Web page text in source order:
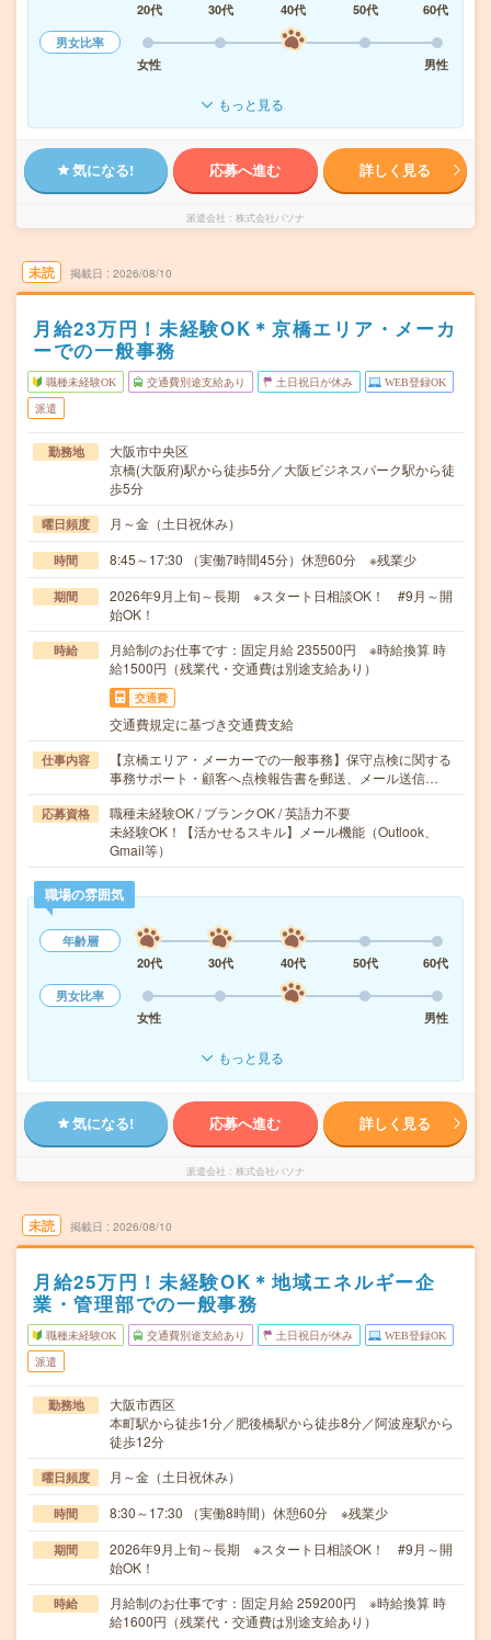
20代
30代 40代 50代
60代
男女比率
女性
男性
もっと見る
気になる! 応募へ進む 詳しく見る
派遣会社 株式会社パソナ
未読 掲載日 2026/08/10
月給23万円！未経験OK＊京橋エリア・メーカ
ーでの一般事務
職種未経験OK 交通費別途支給あり 土日祝日が休み WEB登録OK
派遣
勤務地
大阪市中央区
京橋(大阪府)駅から徒歩5分／大阪ビジネスパーク駅から徒
歩5分
曜日頻度 月～金（土日祝休み）
時間 8:45～17:30 （実働7時間45分）休憩60分 ※残業少
期間
2026年9月上旬～長期 ※スタート日相談OK！ #9月～開
始OK！
時給
月給制のお仕事です：固定月給 235500円 ※時給換算 時
給1500円（残業代・交通費は別途支給あり）
交通費
交通費規定に基づき交通費支給
仕事内容
【京橋エリア・メーカーでの一般事務】保守点検に関する
事務サポート・顧客へ点検報告書を郵送、メール送信…
応募資格
職種未経験OK / ブランクOK / 英語力不要
未経験OK！【活かせるスキル】メール機能（Outlook、
Gmail等）
職場の雰囲気
年齢層
20代
30代 40代 50代
60代
男女比率
女性
男性
もっと見る
気になる! 応募へ進む 詳しく見る
派遣会社 株式会社パソナ
未読 掲載日 2026/08/10
月給25万円！未経験OK＊地域エネルギー企
業・管理部での一般事務
職種未経験OK 交通費別途支給あり 土日祝日が休み WEB登録OK
派遣
勤務地
大阪市西区
本町駅から徒歩1分／肥後橋駅から徒歩8分／阿波座駅から
徒歩12分
曜日頻度 月～金（土日祝休み）
時間 8:30～17:30 （実働8時間）休憩60分 ※残業少
期間
2026年9月上旬～長期 ※スタート日相談OK！ #9月～開
始OK！
時給
月給制のお仕事です：固定月給 259200円 ※時給換算 時
給1600円（残業代・交通費は別途支給あり）